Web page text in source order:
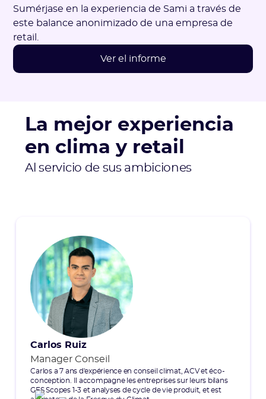
Sumérjase en la experiencia de Sami a través de
este balance anonimizado de una empresa de
retail.
Ver el informe
La mejor experiencia
en clima y retail
Al servicio de sus ambiciones
Carlos Ruiz
Manager Conseil
Carlos a 7 ans d'expérience en conseil climat, ACV et éco-
conception. Il accompagne les entreprises sur leurs bilans
GES Scopes 1-3 et analyses de cycle de vie produit, et est